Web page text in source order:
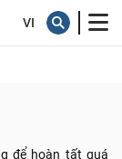
để hoàn tất quá